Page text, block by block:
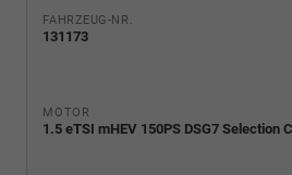
FAHRZEUG-NR.
131173
MOTOR
1.5 eTSI mHEV 150PS DSG7 Selection